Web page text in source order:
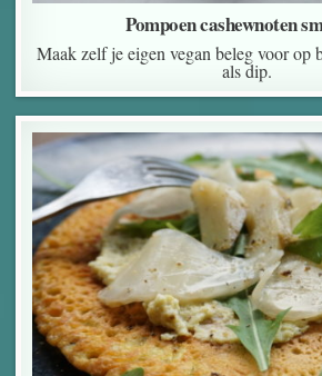
Pompoen cashewnoten
Maak zelf je eigen vegan beleg voor op
als dip.